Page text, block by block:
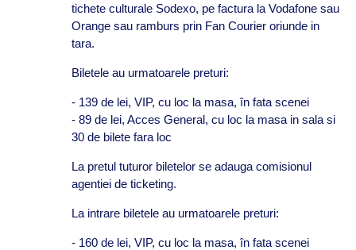
tichete culturale Sodexo, pe factura la Vodafone sau
Orange sau ramburs prin Fan Courier oriunde in
tara.
Biletele au urmatoarele preturi:
- 139 de lei, VIP, cu loc la masa, în fata scenei
- 89 de lei, Acces General, cu loc la masa in sala si
30 de bilete fara loc
La pretul tuturor biletelor se adauga comisionul
agentiei de ticketing.
La intrare biletele au urmatoarele preturi:
- 160 de lei, VIP, cu loc la masa, în fata scenei